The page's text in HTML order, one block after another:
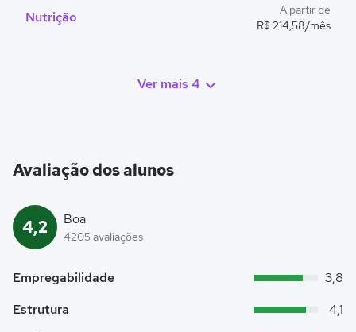
Nutrição
A partir de
R$ 214,58/mês
Ver mais 4
Avaliação dos alunos
4,2 Boa
4205 avaliações
Empregabilidade
3,8
Estrutura
4,1